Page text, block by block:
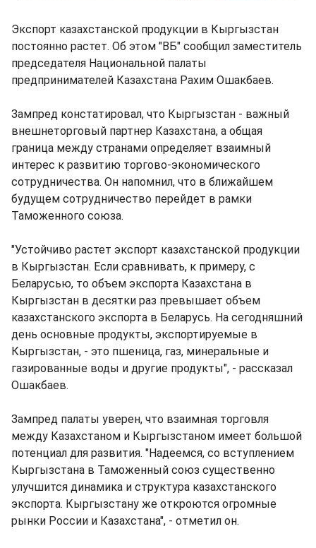
Экспорт казахстанской продукции в Кыргызстан
постоянно растет. Об этом "ВБ" сообщил заместитель
председателя Национальной палаты
предпринимателей Казахстана Рахим Ошакбаев.
Зампред констатировал, что Кыргызстан - важный
внешнеторговый партнер Казахстана, а общая
граница между странами определяет взаимный
интерес к развитию торгово-экономического
сотрудничества. Он напомнил, что в ближайшем
будущем сотрудничество перейдет в рамки
Таможенного союза.
"Устойчиво растет экспорт казахстанской продукции
в Кыргызстан. Если сравнивать, к примеру, с
Беларусью, то объем экспорта Казахстана в
Кыргызстан в десятки раз превышает объем
казахстанского экспорта в Беларусь. На сегодняшний
день основные продукты, экспортируемые в
Кыргызстан, - это пшеница, газ, минеральные и
газированные воды и другие продукты", - рассказал
Ошакбаев.
Зампред палаты уверен, что взаимная торговля
между Казахстаном и Кыргызстаном имеет большой
потенциал для развития. "Надеемся, со вступлением
Кыргызстана в Таможенный союз существенно
улучшится динамика и структура казахстанского
экспорта. Кыргызстану же откроются огромные
рынки России и Казахстана", - отметил он.